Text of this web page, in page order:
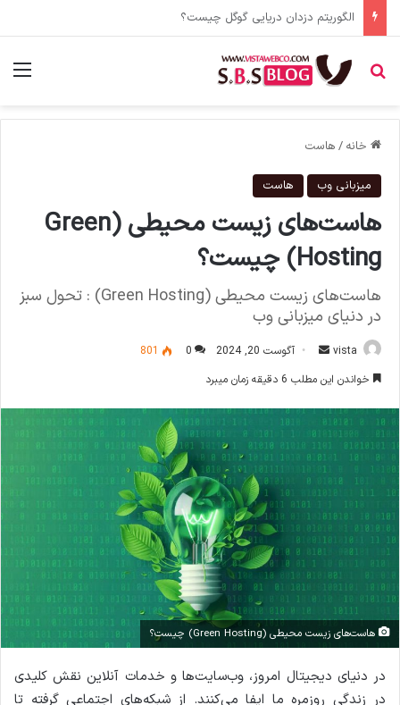
جستجو برای
خانه / هاست
میزبانی وب هاست
هاست‌های زیست محیطی (Green
Hosting) چیست؟
هاست‌های زیست محیطی (Green Hosting) : تحول سبز
در دنیای میزبانی وب
vista
ل
ا
م
ل
آگوست 20, 2024 0
801
خواندن این مطلب 6 دقیقه زمان میبرد
هاست‌های زیست محیطی (Green Hosting) چیست؟
در دنیای دیجیتال امروز، وب‌سایت‌ها و خدمات آنلاین نقش کلیدی
در زندگی روزمره ما ایفا می‌کنند. از شبکه‌های اجتماعی گرفته تا